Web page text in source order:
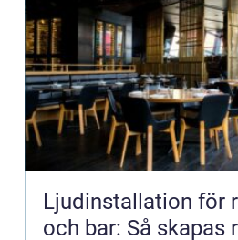
Ljudinstallation för
och bar: Så skapas